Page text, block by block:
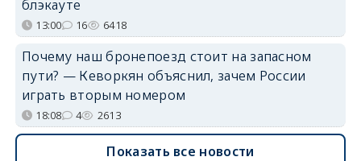
блэкауте
13:00 16 6418
Почему наш бронепоезд стоит на запасном
пути? — Кеворкян объяснил, зачем России
играть вторым номером
18:08 4 2613
Показать все новости